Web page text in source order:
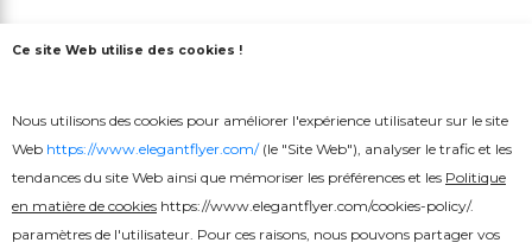
Ce site Web utilise des cookies !
Nous utilisons des cookies pour améliorer l'expérience utilisateur sur le site
Web https://www.elegantflyer.com/(le "Site Web"), analyser le trafic et les
tendances du site Web ainsi que mémoriser les préférences et les Politique
en matière de cookies https://www.elegantflyer.com/cookies-policy/.
paramètres de l'utilisateur. Pour ces raisons, nous pouvons partager vos